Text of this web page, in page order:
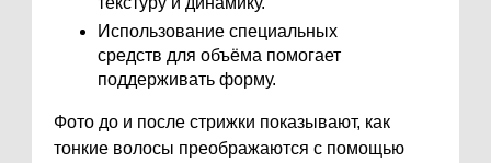
Использование специальных
средств для объёма помогает
поддерживать форму.
Фото до и после стрижки показывают, как
тонкие волосы преображаются с помощью